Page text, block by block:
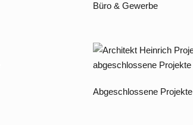
Büro & Gewerbe
Abgeschlossene Projekte